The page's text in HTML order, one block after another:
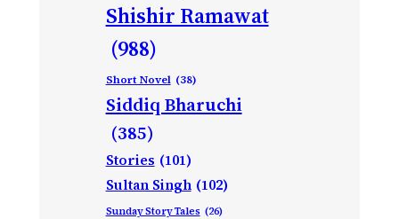
Shishir Ramawat
(988)
Short Novel (38)
Siddiq Bharuchi
(385)
Stories (101)
Sultan Singh (102)
Sunday Story Tales (26)